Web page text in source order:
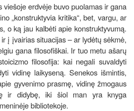
viešoje erdvėje buvo puolamas ir gana
„konstruktyvia kritika“, bet, vargu, ar
o ką jau kalbėti apie konstruktyvumą.
į įvairias situacijas – ar lydėtų sėkmė,
gana filosofiškai. Ir tuo metu ašarų
filosofija: kai negali suvaldyti
vidinę laikyseną. Senekos išmintis,
gyvenimo prasmę, vidinę žmogaus
ir didybę, iki šiol man yra knyga
bibliotekoje.